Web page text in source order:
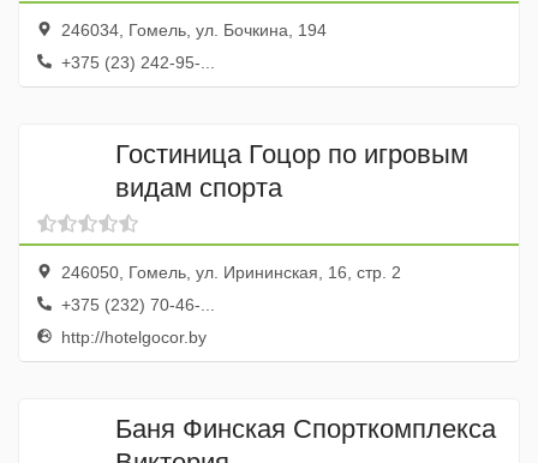
246034, Гомель, ул. Бочкина, 194
+375 (23) 242-95-...
Гостиница Гоцор по игровым
видам спорта
246050, Гомель, ул. Ирининская, 16, стр. 2
+375 (232) 70-46-...
http://hotelgocor.by
Баня Финская Спорткомплекса